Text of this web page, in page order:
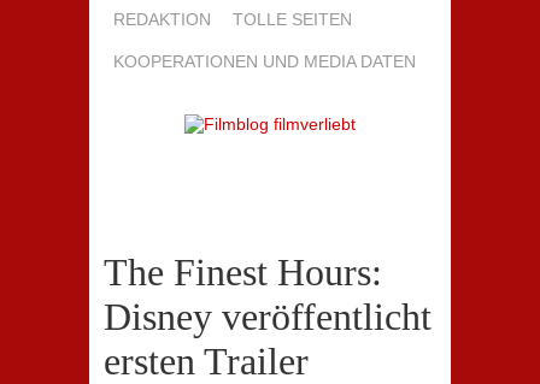
REDAKTION TOLLE SEITEN
KOOPERATIONEN UND MEDIA DATEN
The Finest Hours:
Disney veröffentlicht
ersten Trailer